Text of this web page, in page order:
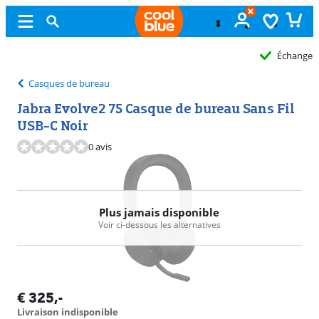
Casques de bureau
Jabra Evolve2 75 Casque de bureau Sans Fil
USB-C Noir
0 avis
Plus jamais disponible
Voir ci-dessous les alternatives
€ 325,-
Livraison indisponible